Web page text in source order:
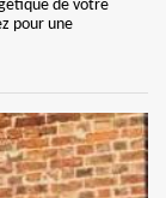
de votre
pour une